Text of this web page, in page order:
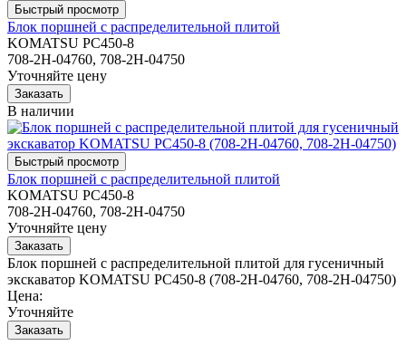
Блок поршней c распределительной плитой
KOMATSU PC450-8
708-2H-04760, 708-2H-04750
Уточняйте цену
В наличии
Блок поршней c распределительной плитой
KOMATSU PC450-8
708-2H-04760, 708-2H-04750
Уточняйте цену
Блок поршней c распределительной плитой для гусеничный
экскаватор KOMATSU PC450-8 (708-2H-04760, 708-2H-04750)
Цена:
Уточняйте